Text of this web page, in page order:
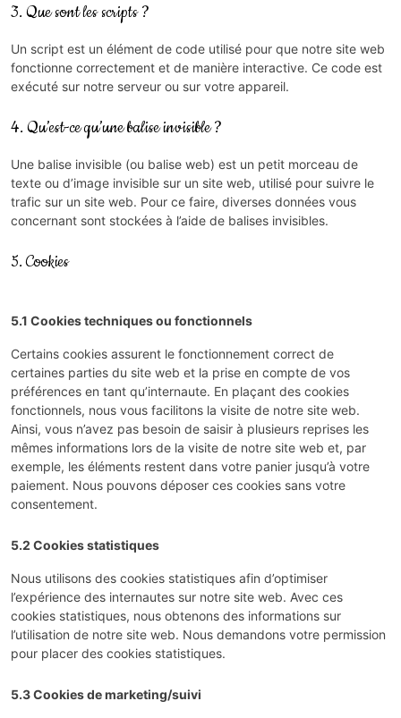
3. Que sont les scripts ?
Un script est un élément de code utilisé pour que notre site web
fonctionne correctement et de manière interactive. Ce code est
exécuté sur notre serveur ou sur votre appareil.
4. Qu’est-ce qu’une balise invisible ?
Une balise invisible (ou balise web) est un petit morceau de
texte ou d’image invisible sur un site web, utilisé pour suivre le
trafic sur un site web. Pour ce faire, diverses données vous
concernant sont stockées à l’aide de balises invisibles.
5. Cookies
5.1 Cookies techniques ou fonctionnels
Certains cookies assurent le fonctionnement correct de
certaines parties du site web et la prise en compte de vos
préférences en tant qu’internaute. En plaçant des cookies
fonctionnels, nous vous facilitons la visite de notre site web.
Ainsi, vous n’avez pas besoin de saisir à plusieurs reprises les
mêmes informations lors de la visite de notre site web et, par
exemple, les éléments restent dans votre panier jusqu’à votre
paiement. Nous pouvons déposer ces cookies sans votre
consentement.
5.2 Cookies statistiques
Nous utilisons des cookies statistiques afin d’optimiser
l’expérience des internautes sur notre site web. Avec ces
cookies statistiques, nous obtenons des informations sur
l’utilisation de notre site web. Nous demandons votre permission
pour placer des cookies statistiques.
5.3 Cookies de marketing/suivi